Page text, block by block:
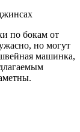
по бокам от
но могут
машинка,